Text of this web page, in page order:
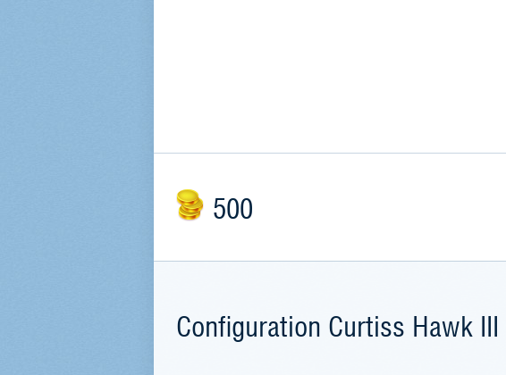
500
Configuration Curtiss Hawk III